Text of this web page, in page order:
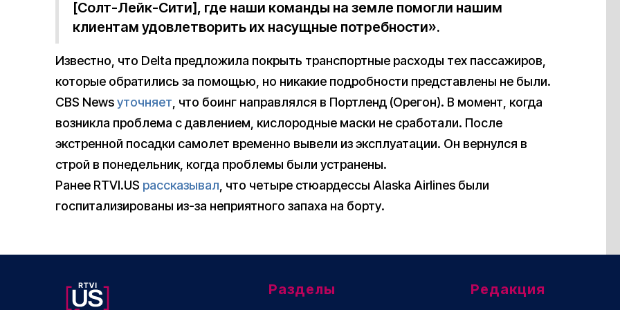
[Солт-Лейк-Сити], где наши команды на земле помогли нашим
клиентам удовлетворить их насущные потребности».
Известно, что Delta предложила покрыть транспортные расходы тех пассажиров,
которые обратились за помощью, но никакие подробности представлены не были.
CBS Newsуточняет, что боинг направлялся в Портленд (Орегон). В момент, когда
возникла проблема с давлением, кислородные маски не сработали. После
экстренной посадки самолет временно вывели из эксплуатации. Он вернулся в
строй в понедельник, когда проблемы были устранены.
Ранее RTVI.US рассказывал, что четыре стюардессы Alaska Airlines были
госпитализированы из-за неприятного запаха на борту.
Разделы Редакция